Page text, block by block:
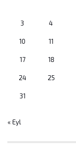
3 4
10 11
17 18
24 25
31
« Eyl